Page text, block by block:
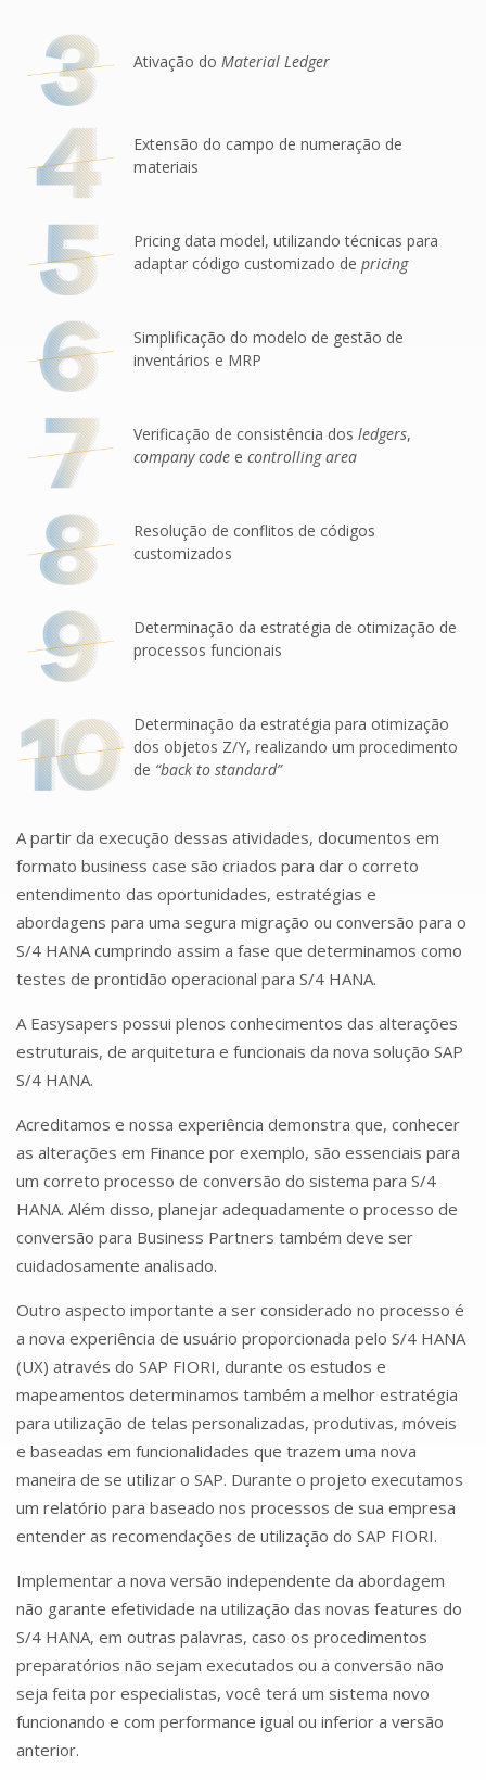
Ativação do Material Ledger
Extensão do campo de numeração de
materiais
Pricing data model, utilizando técnicas para
adaptar código customizado de pricing
Simplificação do modelo de gestão de
inventários e MRP
Verificação de consistência dos ledgers,
company code e controlling area
Resolução de conflitos de códigos
customizados
Determinação da estratégia de otimização de
processos funcionais
Determinação da estratégia para otimização
dos objetos Z/Y, realizando um procedimento
de “back to standard”
A partir da execução dessas atividades, documentos em
formato business case são criados para dar o correto
entendimento das oportunidades, estratégias e
abordagens para uma segura migração ou conversão para o
S/4 HANA cumprindo assim a fase que determinamos como
testes de prontidão operacional para S/4 HANA.
A Easysapers possui plenos conhecimentos das alterações
estruturais, de arquitetura e funcionais da nova solução SAP
S/4 HANA.
Acreditamos e nossa experiência demonstra que, conhecer
as alterações em Finance por exemplo, são essenciais para
um correto processo de conversão do sistema para S/4
HANA. Além disso, planejar adequadamente o processo de
conversão para Business Partners também deve ser
cuidadosamente analisado.
Outro aspecto importante a ser considerado no processo é
a nova experiência de usuário proporcionada pelo S/4 HANA
(UX) através do SAP FIORI, durante os estudos e
mapeamentos determinamos também a melhor estratégia
para utilização de telas personalizadas, produtivas, móveis
e baseadas em funcionalidades que trazem uma nova
maneira de se utilizar o SAP. Durante o projeto executamos
um relatório para baseado nos processos de sua empresa
entender as recomendações de utilização do SAP FIORI.
Implementar a nova versão independente da abordagem
não garante efetividade na utilização das novas features do
S/4 HANA, em outras palavras, caso os procedimentos
preparatórios não sejam executados ou a conversão não
seja feita por especialistas, você terá um sistema novo
funcionando e com performance igual ou inferior a versão
anterior.